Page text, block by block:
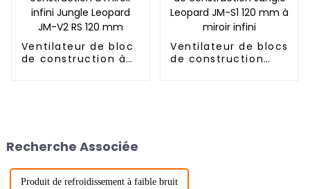
Ventilateur de bloc
de construction à
Ventilateur de blocs
de construction
Recherche Associée
Produit de refroidissement à faible bruit